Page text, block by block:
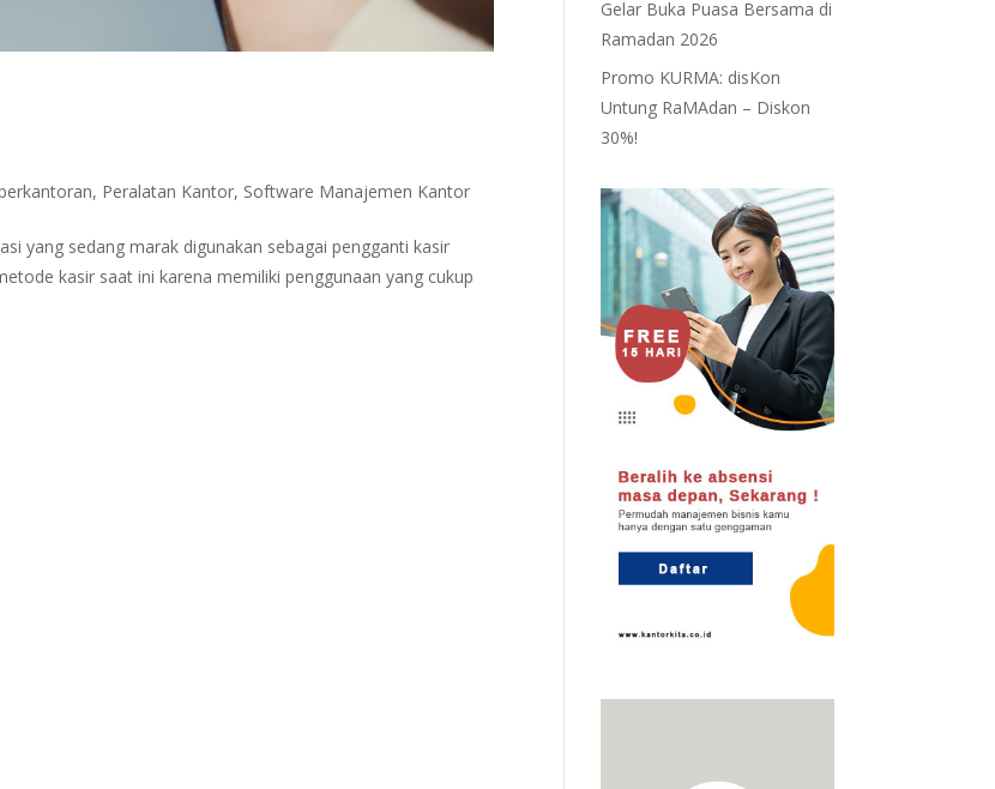
, Peralatan Kantor, Software Manajemen Kantor
yang sedang marak digunakan sebagai pengganti kasir
kasir saat ini karena memiliki penggunaan yang cukup
Gelar Buka Puasa Bersama di
Ramadan 2026
Promo KURMA: disKon
Untung RaMAdan – Diskon
30%!